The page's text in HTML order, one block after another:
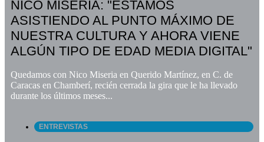
NICO MISERIA: "ESTAMOS
ASISTIENDO AL PUNTO MÁXIMO DE
NUESTRA CULTURA Y AHORA VIENE
ALGÚN TIPO DE EDAD MEDIA DIGITAL"
Quedamos con Nico Miseria en Querido Martínez, en C. de
Caracas en Chamberí, recién cerrada la gira que le ha llevado
durante los últimos meses...
ENTREVISTAS